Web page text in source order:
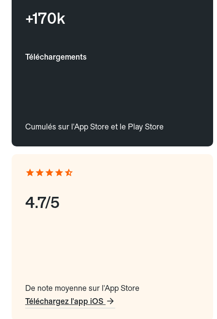
+170k
Téléchargements
Cumulés sur l'App Store et le Play Store
4.7/5
De note moyenne sur l'App Store
Téléchargez l'app iOS